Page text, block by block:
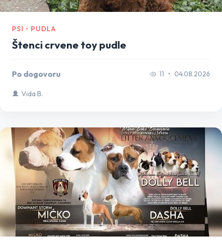
PSI • PUDLA
Štenci crvene toy pudle
Po dogovoru 11 • 04.08.2026
Vida B.